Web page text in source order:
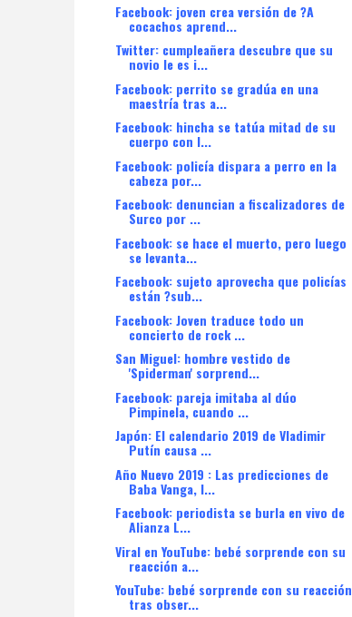
Facebook: joven crea versión de ?A
cocachos aprend...
Twitter: cumpleañera descubre que su
novio le es i...
Facebook: perrito se gradúa en una
maestría tras a...
Facebook: hincha se tatúa mitad de su
cuerpo con l...
Facebook: policía dispara a perro en la
cabeza por...
Facebook: denuncian a fiscalizadores de
Surco por ...
Facebook: se hace el muerto, pero luego
se levanta...
Facebook: sujeto aprovecha que policías
están ?sub...
Facebook: Joven traduce todo un
concierto de rock ...
San Miguel: hombre vestido de
'Spiderman' sorprend...
Facebook: pareja imitaba al dúo
Pimpinela, cuando ...
Japón: El calendario 2019 de Vladimir
Putín causa ...
Año Nuevo 2019 : Las predicciones de
Baba Vanga, l...
Facebook: periodista se burla en vivo de
Alianza L...
Viral en YouTube: bebé sorprende con su
reacción a...
YouTube: bebé sorprende con su reacción
tras obser...